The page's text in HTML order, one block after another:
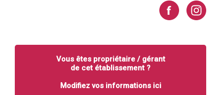
Vous êtes propriétaire / gérant
de cet établissement ?
Modifiez vos informations ici